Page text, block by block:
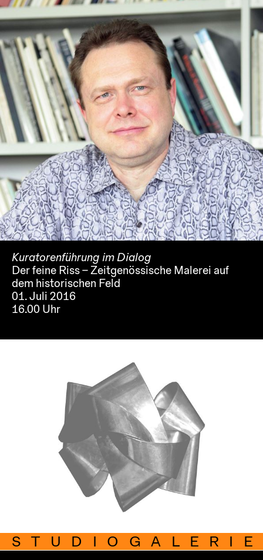
Kuratorenführung im Dialog
Der feine Riss – Zeitgenössische Malerei auf
dem historischen Feld
01. Juli 2016
16.00 Uhr
STUDIOGALERIE